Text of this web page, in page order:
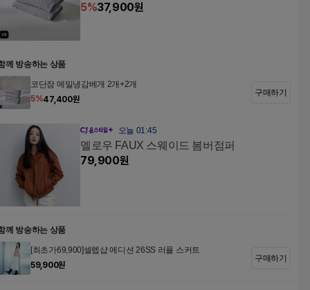
5%37,900원
께 방송하는 상품
코단잠 메밀냉감베개 2개+2개
5%47,400원
구매하기
오늘 01:45
멜로우 FAUX 스웨이드 봄버점퍼
79,900원
께 방송하는 상품
[최초가69,900]셀렙샵 에디션 26SS 러플 스커트
59,900원
구매하기